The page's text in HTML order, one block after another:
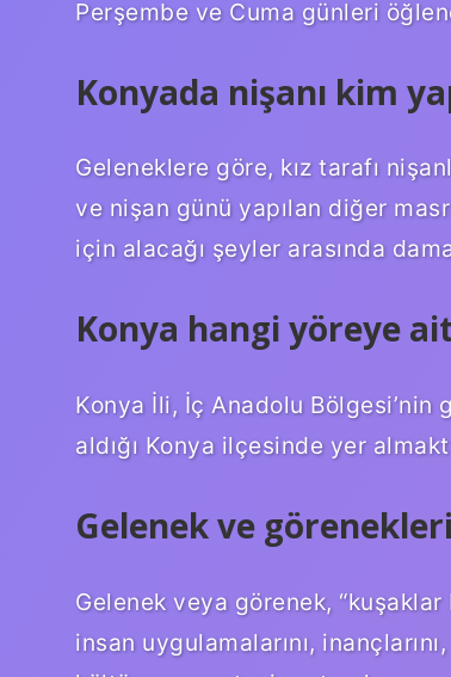
Perşembe ve Cuma günleri
Konyada nişanı kim
Geleneklere göre, kız tarafı
ve nişan günü yapılan diğer
için alacağı şeyler arasında
Konya hangi yöreye
Konya İli, İç Anadolu Bölgesi’nin
aldığı Konya ilçesinde yer
Gelenek ve
Gelenek veya görenek,
insan uygulamalarını,